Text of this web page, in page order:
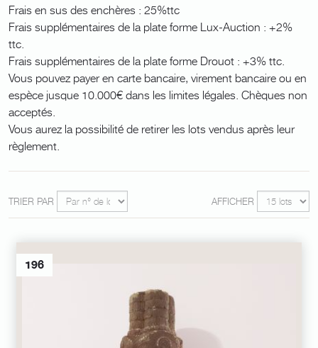
Frais en sus des enchères : 25%ttc
Frais supplémentaires de la plate forme Lux-Auction : +2%
ttc.
Frais supplémentaires de la plate forme Drouot : +3% ttc.
Vous pouvez payer en carte bancaire, virement bancaire ou en
espèce jusque 10.000€ dans les limites légales. Chèques non
acceptés.
Vous aurez la possibilité de retirer les lots vendus après leur
règlement.
TRIER PAR AFFICHER
196